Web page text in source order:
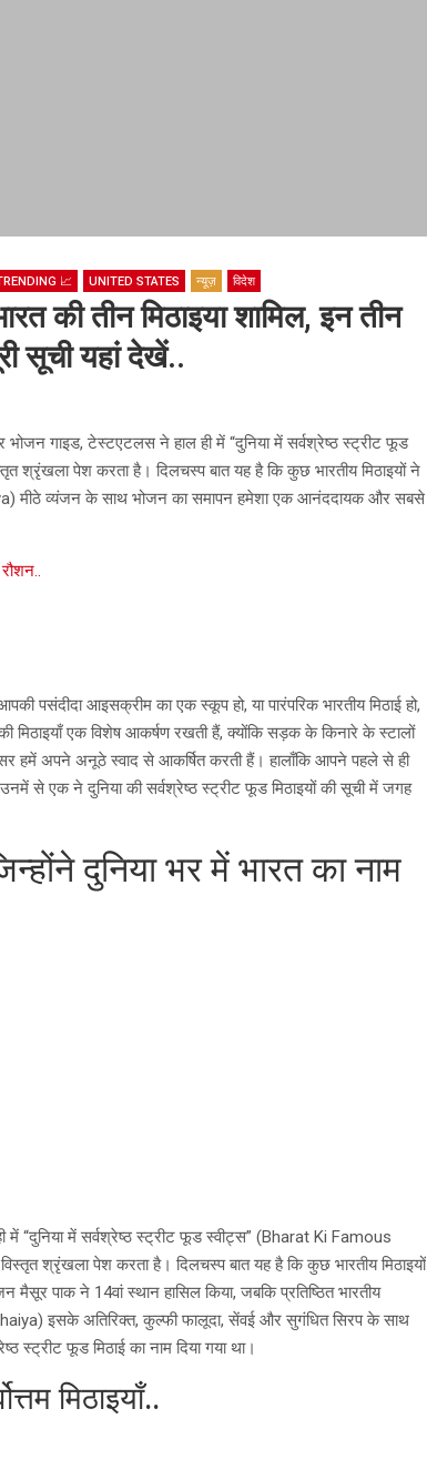
📈 UNITED STATES न्यूज़ विदेश
की तीन मिठाइया शामिल, इन तीन
सूची यहां देखें..
गाइड, टेस्टएटलस ने हाल ही में “दुनिया में सर्वश्रेष्ठ स्ट्रीट फूड
श्रृंखला पेश करता है। दिलचस्प बात यह है कि कुछ भारतीय मिठाइयों ने
मीठे व्यंजन के साथ भोजन का समापन हमेशा एक आनंददायक और सबसे
पसंदीदा आइसक्रीम का एक स्कूप हो, या पारंपरिक भारतीय मिठाई हो,
मिठाइयाँ एक विशेष आकर्षण रखती हैं, क्योंकि सड़क के किनारे के स्टालों
हमें अपने अनूठे स्वाद से आकर्षित करती हैं। हालाँकि आपने पहले से ही
से एक ने दुनिया की सर्वश्रेष्ठ स्ट्रीट फूड मिठाइयों की सूची में जगह
दुनिया भर में भारत का नाम
“दुनिया में सर्वश्रेष्ठ स्ट्रीट फूड स्वीट्स” (Bharat Ki Famous
श्रृंखला पेश करता है। दिलचस्प बात यह है कि कुछ भारतीय मिठाइयों
मैसूर पाक ने 14वां स्थान हासिल किया, जबकि प्रतिष्ठित भारतीय
इसके अतिरिक्त, कुल्फी फालूदा, सेंवई और सुगंधित सिरप के साथ
स्ट्रीट फूड मिठाई का नाम दिया गया था।
मिठाइयाँ..